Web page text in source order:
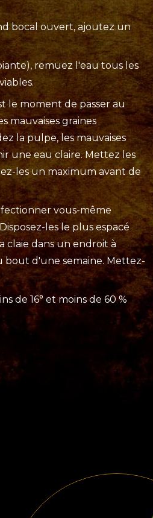
bocal ouvert, ajoutez un
remuez l'eau tous les
le moment de passer au
mauvaises graines
la pulpe, les mauvaises
une eau claire. Mettez les
les un maximum avant de
vous-même
les le plus espacé
claie dans un endroit à
bout d'une semaine. Mettez-
de 16° et moins de 60 %